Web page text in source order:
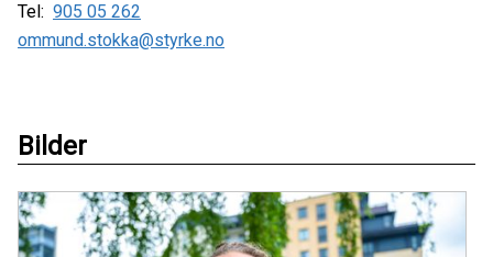
Tel: 905 05 262
ommund.stokka@styrke.no
Bilder